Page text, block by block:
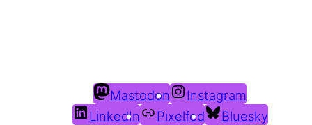
Mastodon
Instagram
LinkedIn
Pixelfed
Bluesky